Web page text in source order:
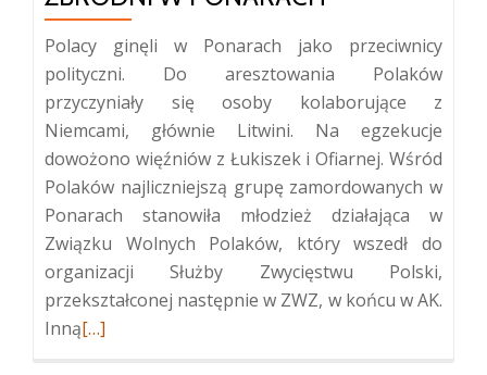
Polacy ginęli w Ponarach jako przeciwnicy
polityczni. Do aresztowania Polaków
przyczyniały się osoby kolaborujące z
Niemcami, głównie Litwini. Na egzekucje
dowożono więźniów z Łukiszek i Ofiarnej. Wśród
Polaków najliczniejszą grupę zamordowanych w
Ponarach stanowiła młodzież działająca w
Związku Wolnych Polaków, który wszedł do
organizacji Służby Zwycięstwu Polski,
przekształconej następnie w ZWZ, w końcu w AK.
InnąWięcej
[…]